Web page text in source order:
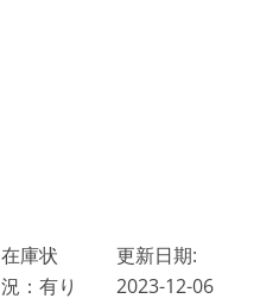
在庫状
況：有り
更新日期:
2023-12-06